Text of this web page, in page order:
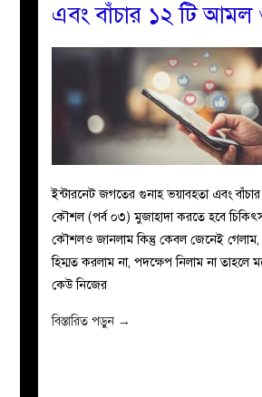
এবং বাঁচার ১২ টি
ইন্টারনেট জগতের গুনাহ ভয়াবহতা এবং
কৌশল (পর্ব ০৩) মুজাহাদা করতে হবে
কৌশলও জানলাম কিন্তু কেবল জেনেই গেলাম,
হিম্মত করলাম না, পদক্ষেপ নিলাম না তাহলে
কেউ নিজের
বিস্তারিত পড়ুন →